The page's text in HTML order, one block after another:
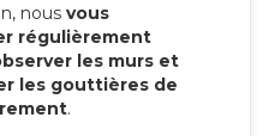
nous vous
régulièrement
les murs et
les gouttières de
.